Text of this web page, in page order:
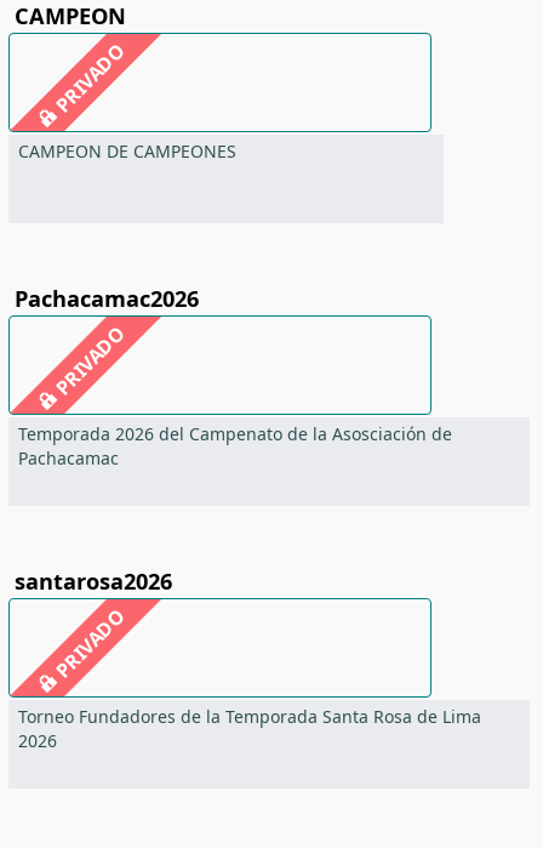
CAMPEON
PRIVADO
CAMPEON DE CAMPEONES
Pachacamac2026
PRIVADO
Temporada 2026 del Campenato de la Asosciación de
Pachacamac
santarosa2026
PRIVADO
Torneo Fundadores de la Temporada Santa Rosa de Lima
2026